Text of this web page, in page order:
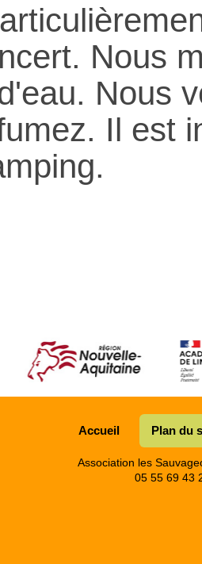
Nous
Nous
Il est
Accueil Plan du
Association les
05 55 69 43